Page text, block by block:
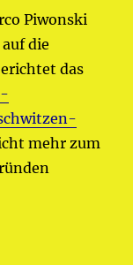
Piwonski
die
das
mehr zum